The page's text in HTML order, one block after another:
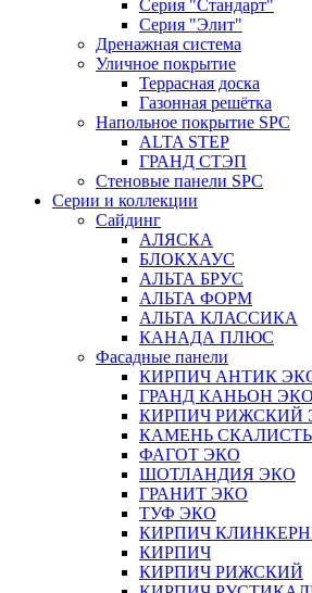
Серия "Стандарт"
Серия "Элит"
Дренажная система
Уличное покрытие
Террасная доска
Газонная решётка
Напольное покрытие SPC
ALTA STEP
ГРАНД СТЭП
Стеновые панели SPC
Серии и коллекции
Сайдинг
АЛЯСКА
БЛОКХАУС
АЛЬТА БРУС
АЛЬТА ФОРМ
АЛЬТА КЛАССИКА
КАНАДА ПЛЮС
Фасадные панели
КИРПИЧ АНТИК
ГРАНД КАНЬОН ЭКО
КИРПИЧ РИЖСКИЙ
КАМЕНЬ
ФАГОТ ЭКО
ШОТЛАНДИЯ ЭКО
ГРАНИТ ЭКО
ТУФ ЭКО
КИРПИЧ
КИРПИЧ
КИРПИЧ РИЖСКИЙ